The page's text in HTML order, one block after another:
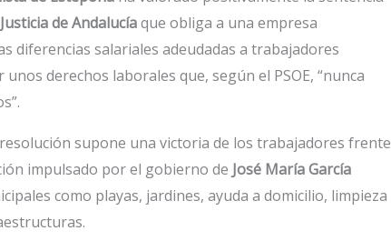
de Andalucíaque obliga a una empresa
diferencias salariales adeudadas a trabajadores
derechos laborales que, según el PSOE, “nunca
supone una victoria de los trabajadores frente
impulsado por el gobierno de José María García
como playas, jardines, ayuda a domicilio, limpieza